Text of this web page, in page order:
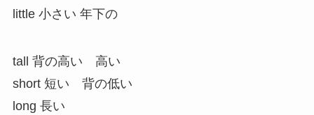
little 小さい 年下の
tall 背の高い 高い
short 短い 背の低い
long 長い